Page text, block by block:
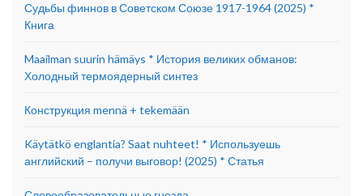
Судьбы финнов в Советском Союзе 1917-1964 (2025) *
Книга
Maailman suurin hämäys * История великих обманов:
Холодный термоядерный синтез
Конструкция mennä + tekemään
Käytätkö englantia? Saat nuhteet! * Используешь
английский – получи выговор! (2025) * Статья